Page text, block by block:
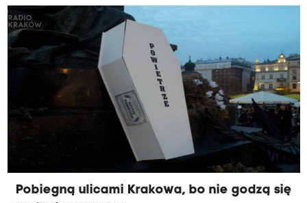
Pobiegną ulicami Krakowa, bo nie godzą się